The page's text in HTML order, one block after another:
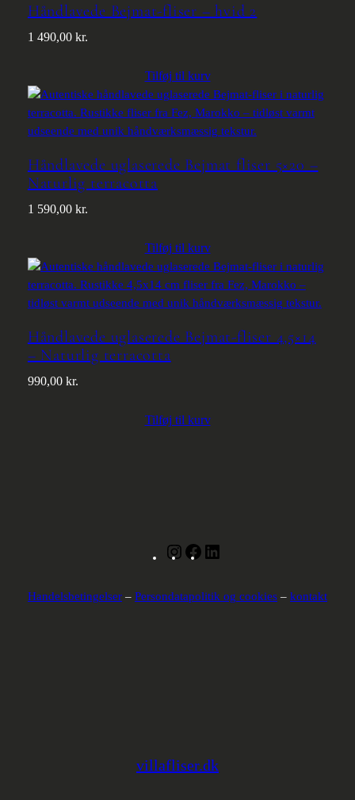
Håndlavede Bejmat-fliser – hvid 2
1 490,00 kr.
Tilføj til kurv
Håndlavede uglaserede Bejmat fliser 5×20 –
Naturlig terracotta
1 590,00 kr.
Tilføj til kurv
Håndlavede uglaserede Bejmat-fliser 4,5×14
– Naturlig terracotta
990,00 kr.
Tilføj til kurv
InstagramFacebook
Handelsbetingelser – Persondatapolitik og cookies – kontakt
villafliser.dk